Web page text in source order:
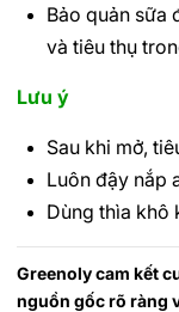
Bảo quản sữa
và tiêu thụ
Lưu ý
Sau khi mở,
Luôn đậy nắp
Dùng thìa khô
Greenoly cam kết
nguồn gốc rõ ràng